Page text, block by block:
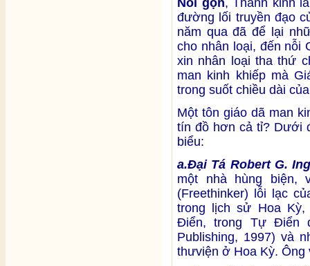
đường lối truyền đạo
năm qua đã để lại
cho nhân loại, đến nỗi
xin nhân loại tha thứ
man kinh khiếp mà
trong suốt chiều dài
Một tôn giáo dã man
tín đồ hơn cả tỉ? Dưới
biểu:
a.Đại Tá Robert G.
một nhà hùng biện,
(Freethinker) lỗi lạc
trong lịch sử Hoa
Điển, trong Tự Điển
Publishing, 1997) và
thưviện ở Hoa Kỳ. Ông